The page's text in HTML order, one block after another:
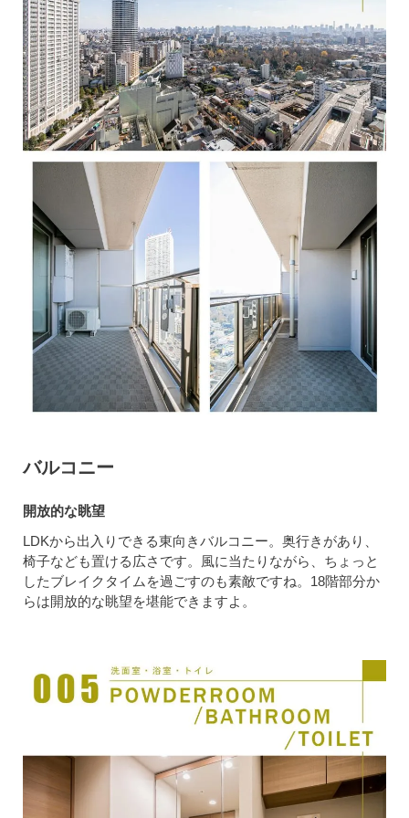
バルコニー
開放的な眺望
LDKから出入りできる東向きバルコニー。奥行きがあり、
椅子なども置ける広さです。風に当たりながら、ちょっと
したブレイクタイムを過ごすのも素敵ですね。18階部分か
らは開放的な眺望を堪能できますよ。